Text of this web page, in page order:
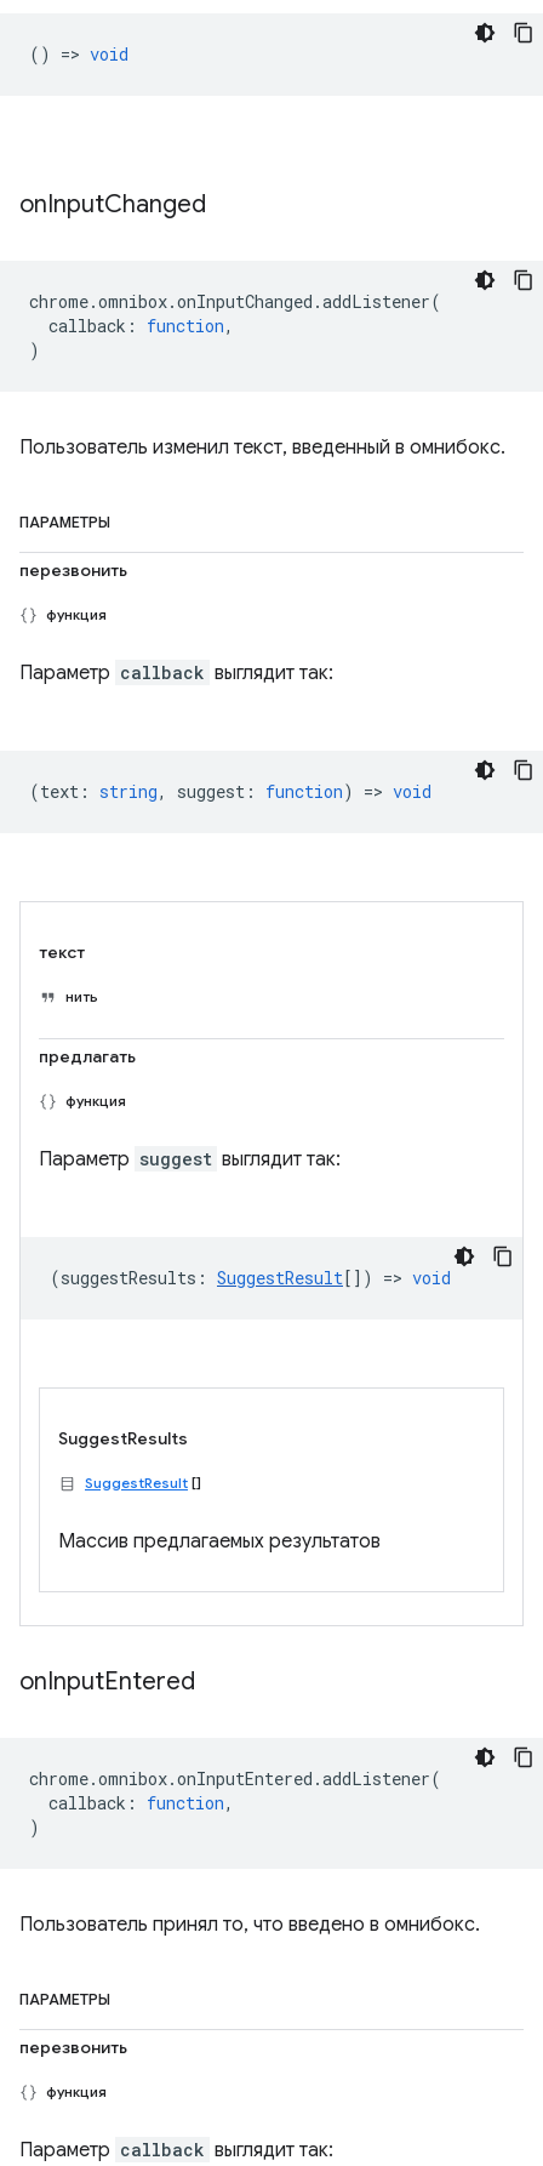
() => void
onInputChanged
chrome.omnibox.onInputChanged .addListener(
callback : function,
)
Пользователь изменил текст, введенный в омнибокс.
ПАРАМЕТРЫ
перезвонить
функция
Параметр callback выглядит так:
(text : string, suggest : function) => void
текст
нить
предлагать
функция
Параметр suggest выглядит так:
(suggestResults : SuggestResult[]) => void
SuggestResults
SuggestResult []
Массив предлагаемых результатов
onInputEntered
chrome.omnibox.onInputEntered .addListener(
callback : function,
)
Пользователь принял то, что введено в омнибокс.
ПАРАМЕТРЫ
перезвонить
функция
Параметр callback выглядит так: